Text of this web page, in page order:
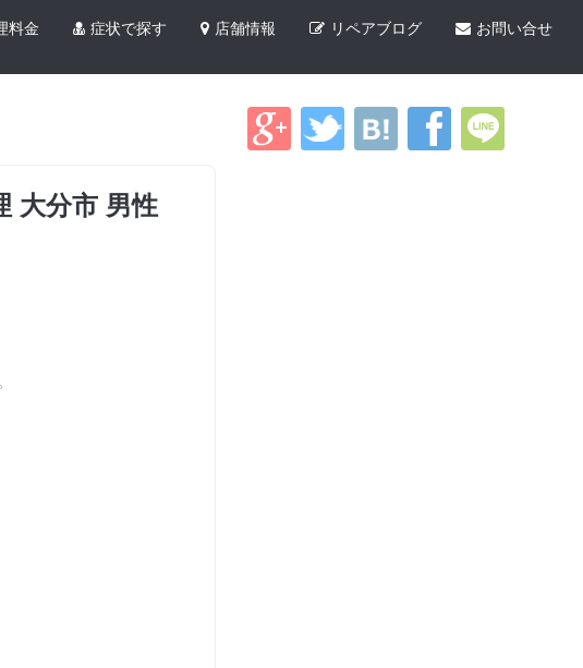
料金 症状で探す 店舗情報 リペアブログ お問い合せ
大分市 男性